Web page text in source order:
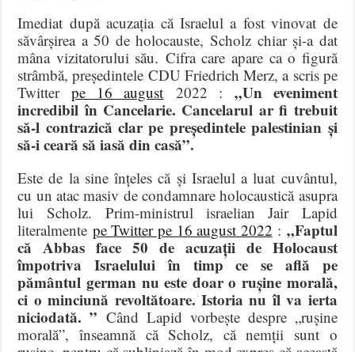
Imediat după acuzația că Israelul a fost vinovat de
săvârșirea a 50 de holocauste, Scholz chiar și-a dat
mâna vizitatorului său. Cifra care apare ca o figură
strâmbă, președintele CDU Friedrich Merz, a scris pe
Twitterpe 16 august 2022 : „Un eveniment
incredibil în Cancelarie. Cancelarul ar fi trebuit
să-l contrazică clar pe președintele palestinian și
să-i ceară să iasă din casă”.
Este de la sine înțeles că și Israelul a luat cuvântul,
cu un atac masiv de condamnare holocaustică asupra
lui Scholz. Prim-ministrul israelian Jair Lapid
literalmente pe Twitter pe 16 august 2022 : „Faptul
că Abbas face 50 de acuzații de Holocaust
împotriva Israelului în timp ce se află pe
pământul german nu este doar o rușine morală,
ci o minciună revoltătoare. Istoria nu îl va ierta
niciodată. ”Când Lapid vorbește despre „rușine
morală”, înseamnă că Scholz, că nemții sunt o